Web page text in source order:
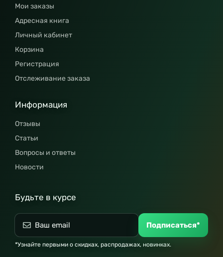
Мои заказы
Адресная книга
Личный кабинет
Корзина
Регистрация
Отслеживание заказа
Информация
Отзывы
Статьи
Вопросы и ответы
Новости
Будьте в курсе
Подписаться*
*Узнайте первыми о скидках, распродажах, новинках.